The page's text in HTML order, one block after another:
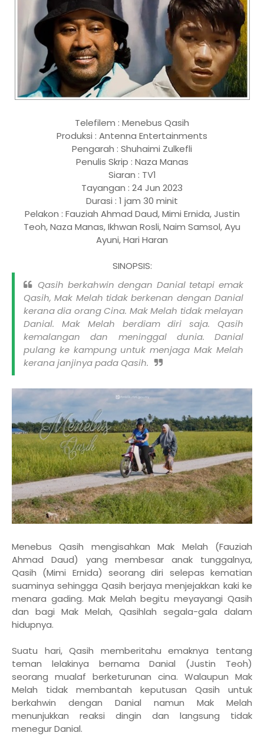
Telefilem : Menebus Qasih
Produksi : Antenna Entertainments
Pengarah : Shuhaimi Zulkefli
Penulis Skrip : Naza Manas
Siaran : TV1
Tayangan : 24 Jun 2023
Durasi : 1 jam 30 minit
Pelakon : Fauziah Ahmad Daud, Mimi Ernida, Justin
Teoh, Naza Manas, Ikhwan Rosli, Naim Samsol, Ayu
Ayuni, Hari Haran
SINOPSIS:
Qasih berkahwin dengan Danial tetapi emak
Qasih, Mak Melah tidak berkenan dengan Danial
kerana dia orang Cina. Mak Melah tidak melayan
Danial. Mak Melah berdiam diri saja. Qasih
kemalangan dan meninggal dunia. Danial
pulang ke kampung untuk menjaga Mak Melah
kerana janjinya pada Qasih.
Menebus Qasih mengisahkan Mak Melah (Fauziah
Ahmad Daud) yang membesar anak tunggalnya,
Qasih (Mimi Ernida) seorang diri selepas kematian
suaminya sehingga Qasih berjaya menjejakkan kaki ke
menara gading. Mak Melah begitu meyayangi Qasih
dan bagi Mak Melah, Qasihlah segala-gala dalam
hidupnya.
Suatu hari, Qasih memberitahu emaknya tentang
teman lelakinya bernama Danial (Justin Teoh)
seorang mualaf berketurunan cina. Walaupun Mak
Melah tidak membantah keputusan Qasih untuk
berkahwin dengan Danial namun Mak Melah
menunjukkan reaksi dingin dan langsung tidak
menegur Danial.